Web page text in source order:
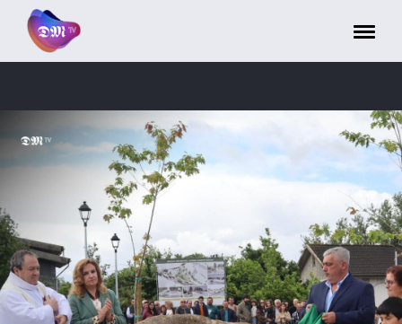
Painel de Gerenciamento de Cookies